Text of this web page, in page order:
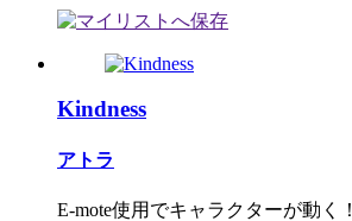
Kindness
アトラ
E-mote使用でキャラクターが動く！